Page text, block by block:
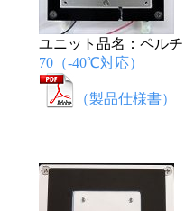
ユニット品名：ペル
70（-40℃対応）
（製品仕様書）